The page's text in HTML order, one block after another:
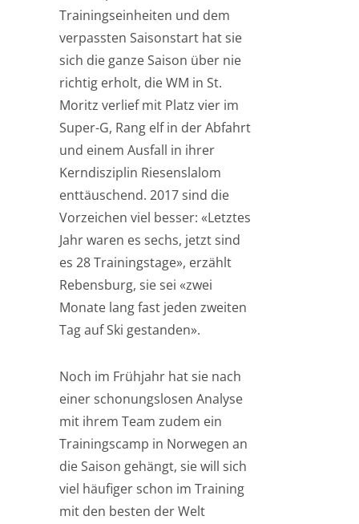
Trainingseinheiten und dem
verpassten Saisonstart hat sie
sich die ganze Saison über nie
richtig erholt, die WM in St.
Moritz verlief mit Platz vier im
Super-G, Rang elf in der Abfahrt
und einem Ausfall in ihrer
Kerndisziplin Riesenslalom
enttäuschend. 2017 sind die
Vorzeichen viel besser: «Letztes
Jahr waren es sechs, jetzt sind
es 28 Trainingstage», erzählt
Rebensburg, sie sei «zwei
Monate lang fast jeden zweiten
Tag auf Ski gestanden».
Noch im Frühjahr hat sie nach
einer schonungslosen Analyse
mit ihrem Team zudem ein
Trainingscamp in Norwegen an
die Saison gehängt, sie will sich
viel häufiger schon im Training
mit den besten der Welt